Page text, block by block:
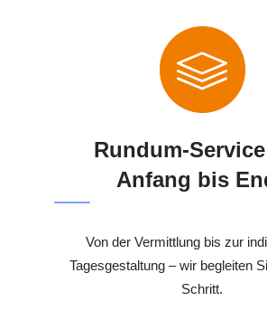
Rundum-
Anfang bis
Von der Vermittlung bis zur
Tagesgestaltung – wir begleiten
Schritt.